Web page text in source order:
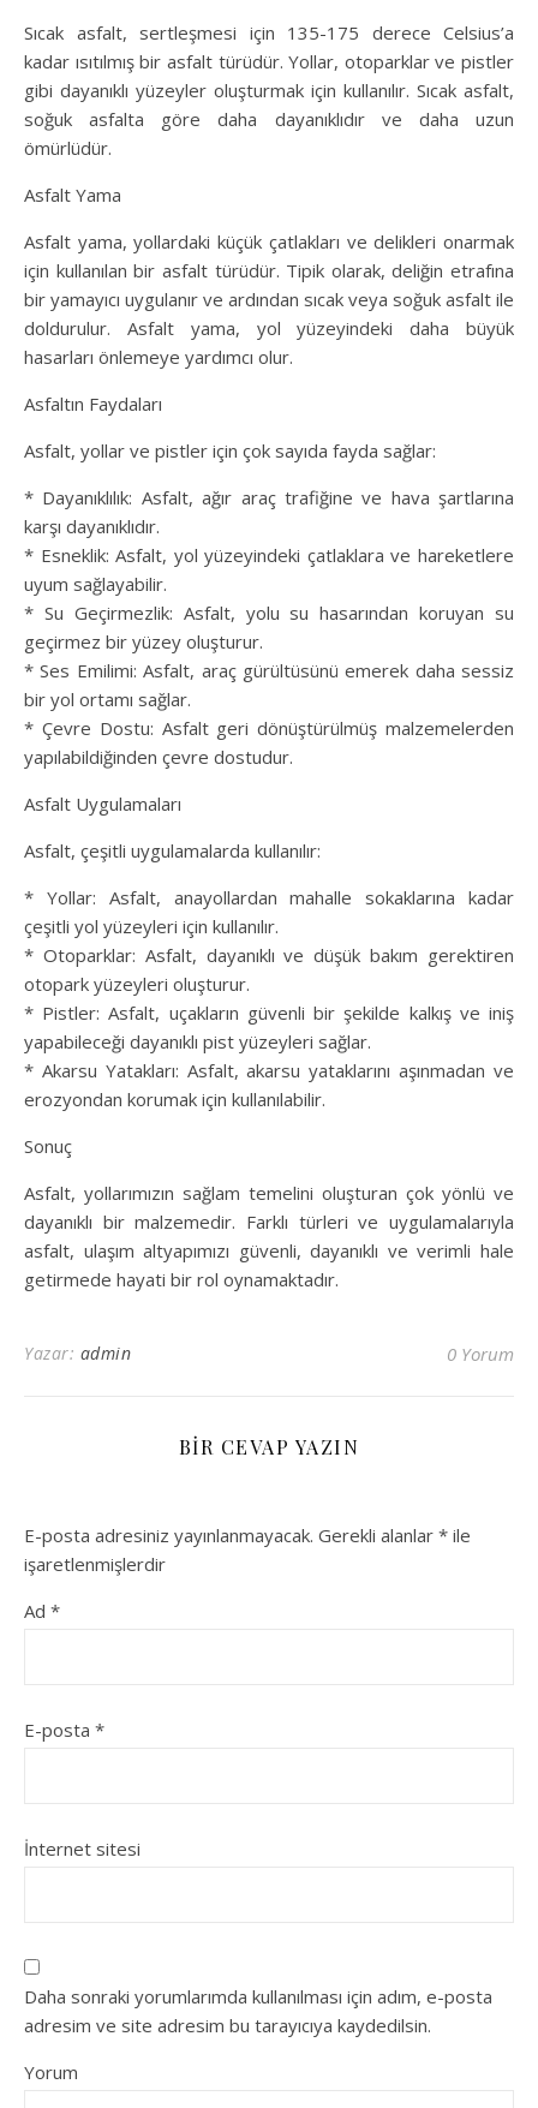
Sıcak asfalt, sertleşmesi için 135-175 derece Celsius’a
kadar ısıtılmış bir asfalt türüdür. Yollar, otoparklar ve pistler
gibi dayanıklı yüzeyler oluşturmak için kullanılır. Sıcak asfalt,
soğuk asfalta göre daha dayanıklıdır ve daha uzun
ömürlüdür.
Asfalt Yama
Asfalt yama, yollardaki küçük çatlakları ve delikleri onarmak
için kullanılan bir asfalt türüdür. Tipik olarak, deliğin etrafına
bir yamayıcı uygulanır ve ardından sıcak veya soğuk asfalt ile
doldurulur. Asfalt yama, yol yüzeyindeki daha büyük
hasarları önlemeye yardımcı olur.
Asfaltın Faydaları
Asfalt, yollar ve pistler için çok sayıda fayda sağlar:
* Dayanıklılık: Asfalt, ağır araç trafiğine ve hava şartlarına
karşı dayanıklıdır.
* Esneklik: Asfalt, yol yüzeyindeki çatlaklara ve hareketlere
uyum sağlayabilir.
* Su Geçirmezlik: Asfalt, yolu su hasarından koruyan su
geçirmez bir yüzey oluşturur.
* Ses Emilimi: Asfalt, araç gürültüsünü emerek daha sessiz
bir yol ortamı sağlar.
* Çevre Dostu: Asfalt geri dönüştürülmüş malzemelerden
yapılabildiğinden çevre dostudur.
Asfalt Uygulamaları
Asfalt, çeşitli uygulamalarda kullanılır:
* Yollar: Asfalt, anayollardan mahalle sokaklarına kadar
çeşitli yol yüzeyleri için kullanılır.
* Otoparklar: Asfalt, dayanıklı ve düşük bakım gerektiren
otopark yüzeyleri oluşturur.
* Pistler: Asfalt, uçakların güvenli bir şekilde kalkış ve iniş
yapabileceği dayanıklı pist yüzeyleri sağlar.
* Akarsu Yatakları: Asfalt, akarsu yataklarını aşınmadan ve
erozyondan korumak için kullanılabilir.
Sonuç
Asfalt, yollarımızın sağlam temelini oluşturan çok yönlü ve
dayanıklı bir malzemedir. Farklı türleri ve uygulamalarıyla
asfalt, ulaşım altyapımızı güvenli, dayanıklı ve verimli hale
getirmede hayati bir rol oynamaktadır.
Yazar: admin 0 Yorum
BIR CEVAP YAZIN
E-posta adresiniz yayınlanmayacak. Gerekli alanlar * ile
işaretlenmişlerdir
Ad *
E-posta *
İnternet sitesi
Daha sonraki yorumlarımda kullanılması için adım, e-posta
adresim ve site adresim bu tarayıcıya kaydedilsin.
Yorum